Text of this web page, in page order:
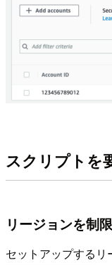
スクリプトを
リージョンを制限
セットアップするリ